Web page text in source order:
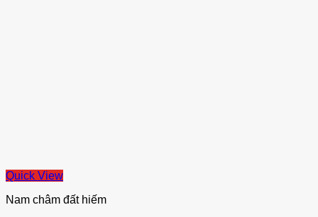
Quick View
Nam châm đất hiếm